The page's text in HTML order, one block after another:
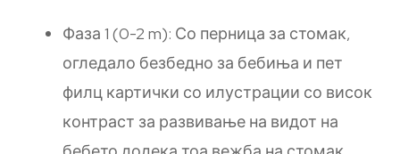
Фаза 1 (0-2 m): Со перница за стомак,
огледало безбедно за бебиња и пет
филц картички со илустрации со висок
контраст за развивање на видот на